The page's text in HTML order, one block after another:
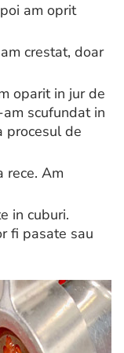
am oprit
crestat, doar
oparit in jur de
scufundat in
procesul de
rece. Am
in cuburi.
fi pasate sau